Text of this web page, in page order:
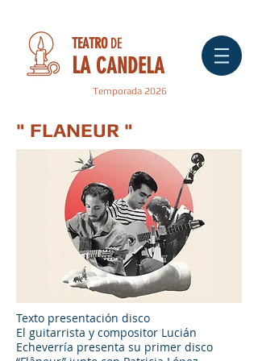
TEATRO DE
LA CANDELA
Temporada 2026
" FLANEUR "
Texto presentación disco
El guitarrista y compositor Lucián
Echeverría presenta su primer disco